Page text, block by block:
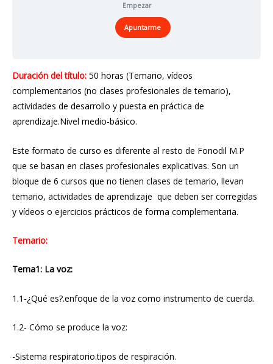
Empezar
Apuntarme
Duración del título: 50 horas (Temario, vídeos
complementarios (no clases profesionales de temario),
actividades de desarrollo y puesta en práctica de
aprendizaje.Nivel medio-básico.
Este formato de curso es diferente al resto de Fonodil M.P
que se basan en clases profesionales explicativas. Son un
bloque de 6 cursos que no tienen clases de temario, llevan
temario, actividades de aprendizaje que deben ser corregidas
y vídeos o ejercicios prácticos de forma complementaria.
Temario:
Tema1: La voz:
1.1-¿Qué es?.enfoque de la voz como instrumento de cuerda.
1.2- Cómo se produce la voz:
-Sistema respiratorio.tipos de respiración.